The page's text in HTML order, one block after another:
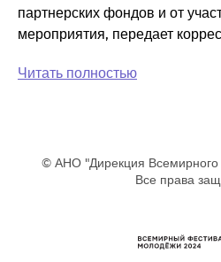
партнерских фондов и от
мероприятия, передает
Читать полностью
© АНО "Дирекция
Все права